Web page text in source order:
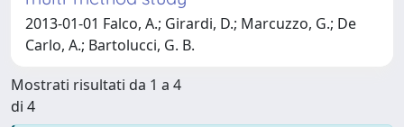
2013-01-01 Falco, A.; Girardi, D.; Marcuzzo, G.; De
Carlo, A.; Bartolucci, G. B.
Mostrati risultati da 1 a 4
di 4